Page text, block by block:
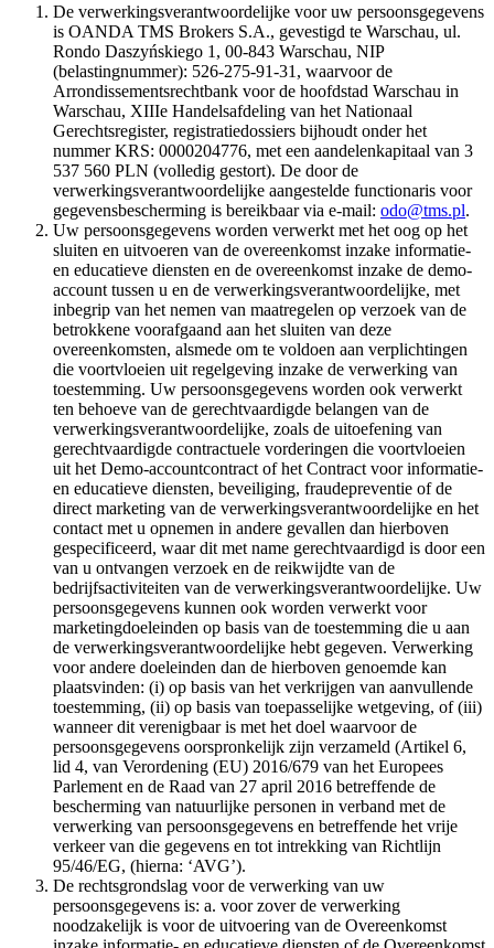
De verwerkingsverantwoordelijke voor uw persoonsgegevens
is OANDA TMS Brokers S.A., gevestigd te Warschau, ul.
Rondo Daszyńskiego 1, 00-843 Warschau, NIP
(belastingnummer): 526-275-91-31, waarvoor de
Arrondissementsrechtbank voor de hoofdstad Warschau in
Warschau, XIIIe Handelsafdeling van het Nationaal
Gerechtsregister, registratiedossiers bijhoudt onder het
nummer KRS: 0000204776, met een aandelenkapitaal van 3
537 560 PLN (volledig gestort). De door de
verwerkingsverantwoordelijke aangestelde functionaris voor
gegevensbescherming is bereikbaar via e-mail: odo@tms.pl.
Uw persoonsgegevens worden verwerkt met het oog op het
sluiten en uitvoeren van de overeenkomst inzake informatie-
en educatieve diensten en de overeenkomst inzake de demo-
account tussen u en de verwerkingsverantwoordelijke, met
inbegrip van het nemen van maatregelen op verzoek van de
betrokkene voorafgaand aan het sluiten van deze
overeenkomsten, alsmede om te voldoen aan verplichtingen
die voortvloeien uit regelgeving inzake de verwerking van
toestemming. Uw persoonsgegevens worden ook verwerkt
ten behoeve van de gerechtvaardigde belangen van de
verwerkingsverantwoordelijke, zoals de uitoefening van
gerechtvaardigde contractuele vorderingen die voortvloeien
uit het Demo-accountcontract of het Contract voor informatie-
en educatieve diensten, beveiliging, fraudepreventie of de
direct marketing van de verwerkingsverantwoordelijke en het
contact met u opnemen in andere gevallen dan hierboven
gespecificeerd, waar dit met name gerechtvaardigd is door een
van u ontvangen verzoek en de reikwijdte van de
bedrijfsactiviteiten van de verwerkingsverantwoordelijke. Uw
persoonsgegevens kunnen ook worden verwerkt voor
marketingdoeleinden op basis van de toestemming die u aan
de verwerkingsverantwoordelijke hebt gegeven. Verwerking
voor andere doeleinden dan de hierboven genoemde kan
plaatsvinden: (i) op basis van het verkrijgen van aanvullende
toestemming, (ii) op basis van toepasselijke wetgeving, of (iii)
wanneer dit verenigbaar is met het doel waarvoor de
persoonsgegevens oorspronkelijk zijn verzameld (Artikel 6,
lid 4, van Verordening (EU) 2016/679 van het Europees
Parlement en de Raad van 27 april 2016 betreffende de
bescherming van natuurlijke personen in verband met de
verwerking van persoonsgegevens en betreffende het vrije
verkeer van die gegevens en tot intrekking van Richtlijn
95/46/EG, (hierna: ‘AVG’).
De rechtsgrondslag voor de verwerking van uw
persoonsgegevens is: a. voor zover de verwerking
noodzakelijk is voor de uitvoering van de Overeenkomst